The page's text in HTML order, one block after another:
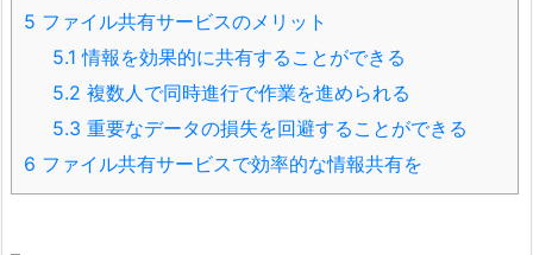
5 ファイル共有サービスのメリット
5.1 情報を効果的に共有することができる
5.2 複数人で同時進行で作業を進められる
5.3 重要なデータの損失を回避することができる
6 ファイル共有サービスで効率的な情報共有を